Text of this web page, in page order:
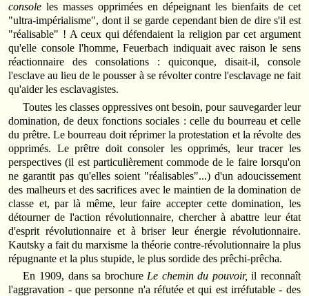
consoleles masses opprimées en dépeignant les bienfaits de cet
"ultra-impérialisme", dont il se garde cependant bien de dire s'il est
"réalisable" ! A ceux qui défendaient la religion par cet argument
qu'elle console l'homme, Feuerbach indiquait avec raison le sens
réactionnaire des consolations : quiconque, disait-il, console
l'esclave au lieu de le pousser à se révolter contre l'esclavage ne fait
qu'aider les esclavagistes.
Toutes les classes oppressives ont besoin, pour sauvegarder leur
domination, de deux fonctions sociales : celle du bourreau et celle
du prêtre. Le bourreau doit réprimer la protestation et la révolte des
opprimés. Le prêtre doit consoler les opprimés, leur tracer les
perspectives (il est particulièrement commode de le faire lorsqu'on
ne garantit pas qu'elles soient "réalisables"...) d'un adoucissement
des malheurs et des sacrifices avec le maintien de la domination de
classe et, par là même, leur faire accepter cette domination, les
détourner de l'action révolutionnaire, chercher à abattre leur état
d'esprit révolutionnaire et à briser leur énergie révolutionnaire.
Kautsky a fait du marxisme la théorie contre-révolutionnaire la plus
répugnante et la plus stupide, le plus sordide des prêchi-prêcha.
En 1909, dans sa brochure Le chemin du pouvoir,il reconnaît
l'aggravation - que personne n'a réfutée et qui est irréfutable - des